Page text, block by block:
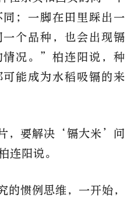
；一脚在田里踩出一
个品种，也会出现镉
情况。”柏连阳说，种
能成为水稻吸镉的来
，要解决‘镉大米’问
连阳说。
的惯例思维，一开始，